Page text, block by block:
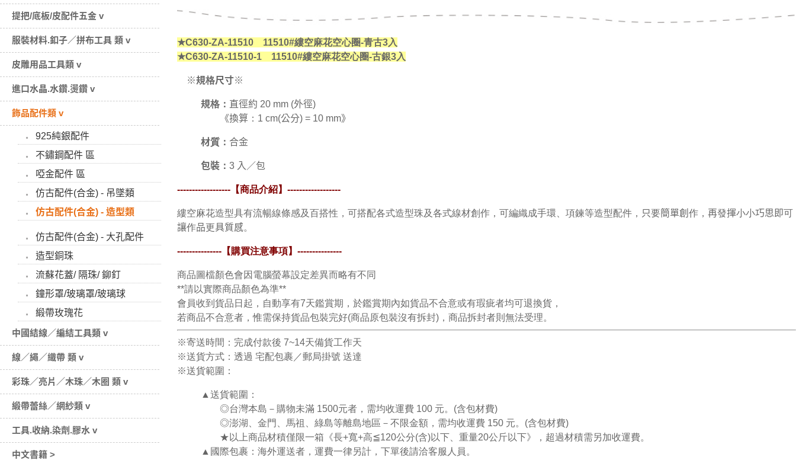
提把/底板/皮配件五金 v
服裝材料.釦子／拼布工具 類 v
皮雕用品工具類 v
進口水晶.水鑽.燙鑽 v
飾品配件類 v
925純銀配件
不鏽鋼配件 區
啞金配件 區
仿古配件(合金) - 吊墜類
仿古配件(合金) - 造型類
仿古配件(合金) - 大孔配件
造型銅珠
流蘇花蓋/ 隔珠/ 鉚釘
鐘形罩/玻璃罩/玻璃球
緞帶玫瑰花
中國結線／編結工具類 v
線／繩／織帶 類 v
彩珠／亮片／木珠／木圈 類 v
緞帶蕾絲／網紗類 v
工具.收納.染劑.膠水 v
中文書籍 >
★C630-ZA-11510 11510#縷空麻花空心圈-青古3入
★C630-ZA-11510-1 11510#縷空麻花空心圈-古銀3入
※規格尺寸※
規格： 直徑約 20 mm (外徑)
《換算：1 cm(公分) = 10 mm》
材質： 合金
包裝： 3 入／包
------------------【商品介紹】 ------------------
縷空麻花造型具有流暢線條感及百搭性 ， 可搭配各式造型珠及各式線材創作，可編織成手環、項鍊等造型配件， 只要簡單創作，再發揮小小巧思即可
讓作品更具質感。
---------------【購買注意事項】 ---------------
商品圖檔顏色會因電腦螢幕設定差異而略有不同
**請以實際商品顏色為準**
會員收到貨品日起，自動享有7天鑑賞期，於鑑賞期內如貨品不合意或有瑕疵者均可退換貨，
若商品不合意者，惟需保持貨品包裝完好(商品原包裝沒有拆封)，商品拆封者則無法受理。
※寄送時間：完成付款後 7~14天備貨工作天
※送貨方式：透過 宅配包裹／郵局掛號 送達
※送貨範圍：
▲送貨範圍：
◎台灣本島－購物未滿 1500元者，需均收運費 100 元。(含包材費)
◎澎湖、金門、馬祖、綠島等離島地區－不限金額，需均收運費 150 元。(含包材費)
★ 以上商品材積僅限一箱《長+寬+高≦120公分(含)以下、重量20公斤以下》，超過材積需另加收運費。
▲國際包裹：海外運送者，運費一律另計，下單後請洽客服人員。